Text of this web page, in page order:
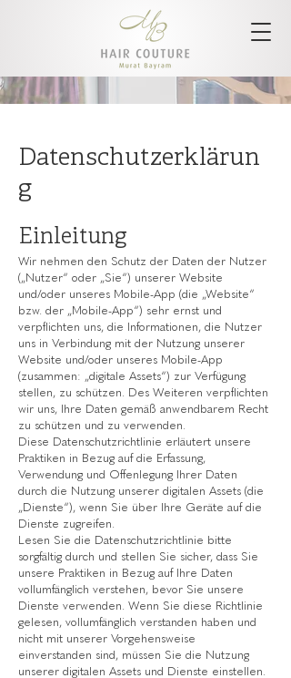
Datenschutzerklärun
g
Einleitung
Wir nehmen den Schutz der Daten der Nutzer
(„Nutzer“ oder „Sie“) unserer Website
und/oder unseres Mobile-App (die „Website“
bzw. der „Mobile-App“) sehr ernst und
verpflichten uns, die Informationen, die Nutzer
uns in Verbindung mit der Nutzung unserer
Website und/oder unseres Mobile-App
(zusammen: „digitale Assets“) zur Verfügung
stellen, zu schützen. Des Weiteren verpflichten
wir uns, Ihre Daten gemäß anwendbarem Recht
zu schützen und zu verwenden.
Diese Datenschutzrichtlinie erläutert unsere
Praktiken in Bezug auf die Erfassung,
Verwendung und Offenlegung Ihrer Daten
durch die Nutzung unserer digitalen Assets (die
„Dienste“), wenn Sie über Ihre Geräte auf die
Dienste zugreifen.
Lesen Sie die Datenschutzrichtlinie bitte
sorgfältig durch und stellen Sie sicher, dass Sie
unsere Praktiken in Bezug auf Ihre Daten
vollumfänglich verstehen, bevor Sie unsere
Dienste verwenden. Wenn Sie diese Richtlinie
gelesen, vollumfänglich verstanden haben und
nicht mit unserer Vorgehensweise
einverstanden sind, müssen Sie die Nutzung
unserer digitalen Assets und Dienste einstellen.